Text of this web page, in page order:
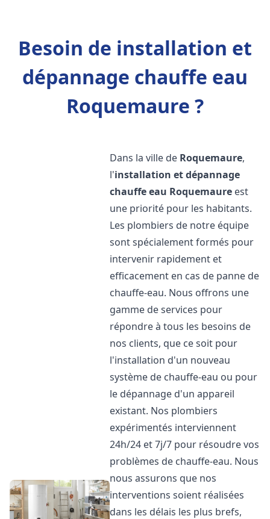
Besoin de installation et
dépannage chauffe eau
Roquemaure ?
Dans la ville de Roquemaure,
l'installation et dépannage
chauffe eau Roquemaure est
une priorité pour les habitants.
Les plombiers de notre équipe
sont spécialement formés pour
intervenir rapidement et
efficacement en cas de panne de
chauffe-eau. Nous offrons une
gamme de services pour
répondre à tous les besoins de
nos clients, que ce soit pour
l'installation d'un nouveau
système de chauffe-eau ou pour
le dépannage d'un appareil
existant. Nos plombiers
expérimentés interviennent
24h/24 et 7j/7 pour résoudre vos
problèmes de chauffe-eau. Nous
nous assurons que nos
interventions soient réalisées
dans les délais les plus brefs,